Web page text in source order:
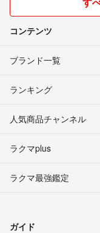
コンテンツ
ブランド一覧
ランキング
人気商品チャンネル
ラクマplus
ラクマ最強鑑定
ガイド